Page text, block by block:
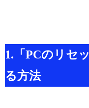
1.「PCのリセ
る方法